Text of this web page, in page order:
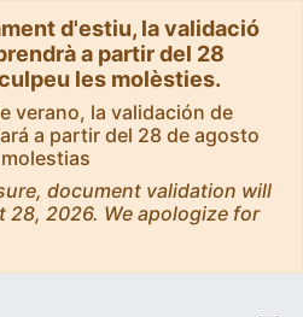
d'estiu, la validació
a partir del 28
les molèsties.
verano, la validación de
a partir del 28 de agosto
document validation will
2026. We apologize for